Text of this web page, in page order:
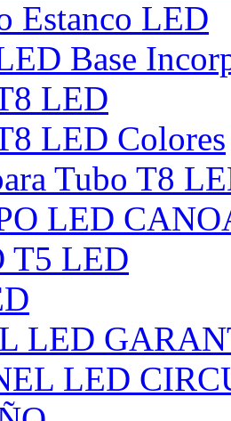
Estanco LED
Base
LED
LED Colores
Tubo T8
LED
T5 LED
LED
LED